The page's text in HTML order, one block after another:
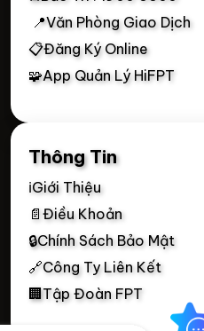
📍Văn Phòng Giao Dịch
📋Đăng Ký Online
🧩App Quản Lý HiFPT
Thông Tin
ℹ️Giới Thiệu
📄Điều Khoản
🔒Chính Sách Bảo Mật
🔗Công Ty Liên Kết
🏢Tập Đoàn FPT